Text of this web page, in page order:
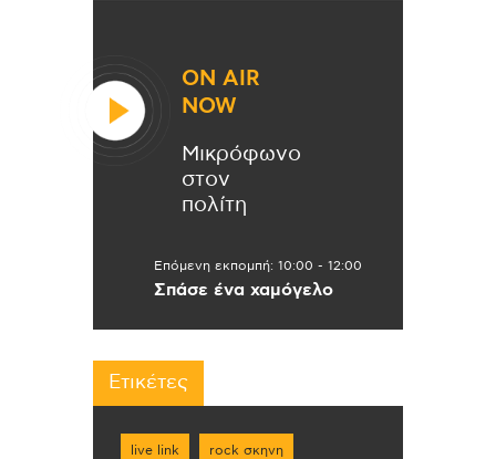
ON AIR
NOW
Μικρόφωνο
στον
πολίτη
Επόμενη εκπομπή: 10:00 - 12:00
Σπάσε ένα χαμόγελο
Ετικέτες
live link rock σκηνη